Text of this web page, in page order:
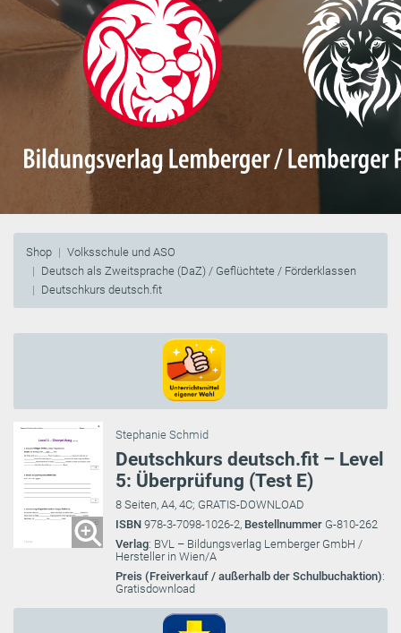
Shop
Volksschule und ASO
Deutsch als Zweitsprache (DaZ) / Geflüchtete / Förderklassen
Deutschkurs deutsch.fit
Stephanie Schmid
Deutschkurs deutsch.fit – Level
5: Überprüfung (Test E)
8 Seiten, A4, 4C; GRATIS-DOWNLOAD
ISBN 978-3-7098-1026-2, Bestellnummer G-810-262
Verlag: BVL – Bildungsverlag Lemberger GmbH /
Hersteller in Wien/A
Preis (Freiverkauf / außerhalb der Schulbuchaktion):
Gratisdownload